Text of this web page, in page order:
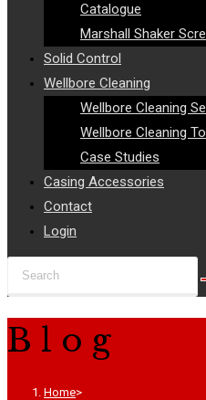
Catalogue
Marshall Shaker
Solid Control
Wellbore Cleaning
Wellbore Cleaning
Wellbore Cleaning
Case Studies
Casing Accessories
Contact
Login
Blog
Home>